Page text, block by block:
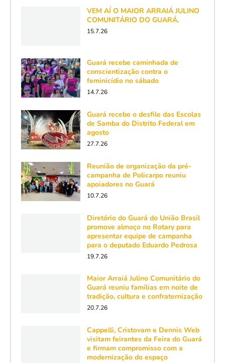
VEM AÍ O MAIOR ARRAIÁ JULINO
COMUNITÁRIO DO GUARÁ.
15.7.26
Guará recebe caminhada de
conscientização contra o
feminicídio no sábado
14.7.26
Guará recebe o desfile das Escolas
de Samba do Distrito Federal em
agosto
27.7.26
Reunião de organização da pré-
campanha de Policarpo reuniu
apoiadores no Guará
10.7.26
Diretório do Guará do União Brasil
promove almoço no Rotary para
apresentar equipe de campanha
para o deputado Eduardo Pedrosa
19.7.26
Maior Arraiá Julino Comunitário do
Guará reuniu famílias em noite de
tradição, cultura e confraternização
20.7.26
Cappelli, Cristovam e Dennis Web
visitam feirantes da Feira do Guará
e firmam compromisso com a
modernização do espaço